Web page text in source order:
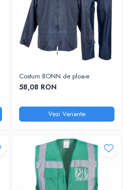
Costum BONN de ploaie
58,08 RON
Vezi Variante